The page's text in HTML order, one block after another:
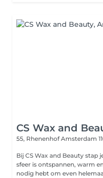
CS Wax and
55, RhenenhofAmsterdam
Bij CS Wax and Beauty stap
sfeer is ontspannen, warm en
nodig hebt om even